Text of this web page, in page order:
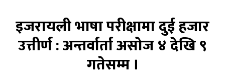
इजरायली भाषा परीक्षामा दुई हजार
उत्तीर्ण : अन्तर्वार्ता असोज ४ देखि ९
गतेसम्म ।